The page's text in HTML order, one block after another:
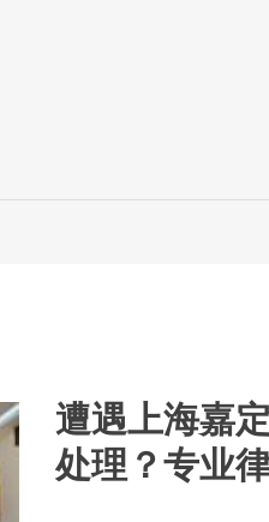
遭遇上海嘉
处理？专业